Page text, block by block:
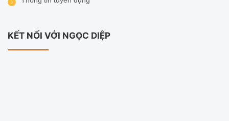
KẾT NỐI VỚI NGỌC DIỆP